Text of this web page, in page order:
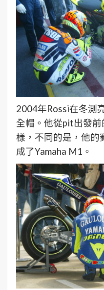
2004年Rossi在冬測
全帽。他從pit出發
樣，不同的是，他的
成了Yamaha M1。